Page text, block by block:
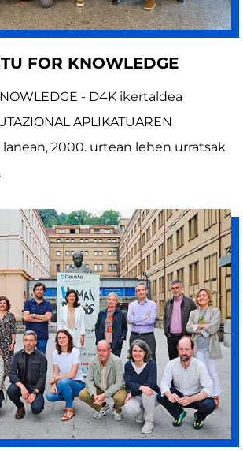
FOR KNOWLEDGE
- D4K ikertaldea
APLIKATUAREN
2000. urtean lehen urratsak